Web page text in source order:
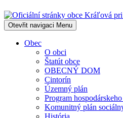
Otevřit navigaci Menu
Obec
O obci
Štatút obce
OBECNÝ DOM
Cintorín
Územný plán
Program
Komunitný plán